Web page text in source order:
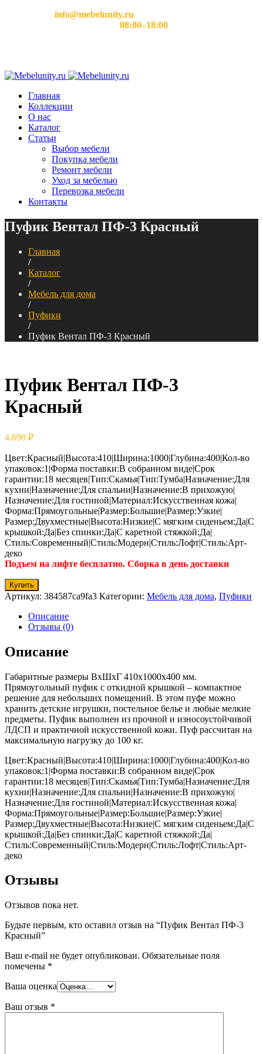
info@mebelunity.ru
08:00–18:00
Главная
Коллекции
О нас
Каталог
Статьи
Выбор мебели
Покупка мебели
Ремонт мебели
Уход за мебелью
Перевозка мебели
Контакты
Пуфик Вентал ПФ-3 Красный
Главная
/
Каталог
/
Мебель для дома
/
Пуфики
/
Пуфик Вентал ПФ-3 Красный
Пуфик Вентал ПФ-3
Красный
4.690 ₽
Цвет:Красный|Высота:410|Ширина:1000|Глубина:400|Кол-во
упаковок:1|Форма поставки:В собранном виде|Срок
гарантии:18 месяцев|Тип:Скамья|Тип:Тумба|Назначение:Для
кухни|Назначение:Для спальни|Назначение:В прихожую|
Назначение:Для гостиной|Материал:Искусственная кожа|
Форма:Прямоугольные|Размер:Большие|Размер:Узкие|
Размер:Двухместные|Высота:Низкие|С мягким сиденьем:Да|С
крышкой:Да|Без спинки:Да|С каретной стяжкой:Да|
Стиль:Современный|Стиль:Модерн|Стиль:Лофт|Стиль:Арт-
деко
Подъем на лифте бесплатно. Сборка в день доставки
Купить
Артикул: 384587ca9fa3 Категории: Мебель для дома, Пуфики
Описание
Отзывы (0)
Описание
Габаритные размеры ВхШхГ 410x1000x400 мм.
Прямоугольный пуфик с откидной крышкой – компактное
решение для небольших помещений. В этом пуфе можно
хранить детские игрушки, постельное белье и любые мелкие
предметы. Пуфик выполнен из прочной и износоустойчивой
ЛДСП и практичной искусственной кожи. Пуф рассчитан на
максимальную нагрузку до 100 кг.
Цвет:Красный|Высота:410|Ширина:1000|Глубина:400|Кол-во
упаковок:1|Форма поставки:В собранном виде|Срок
гарантии:18 месяцев|Тип:Скамья|Тип:Тумба|Назначение:Для
кухни|Назначение:Для спальни|Назначение:В прихожую|
Назначение:Для гостиной|Материал:Искусственная кожа|
Форма:Прямоугольные|Размер:Большие|Размер:Узкие|
Размер:Двухместные|Высота:Низкие|С мягким сиденьем:Да|С
крышкой:Да|Без спинки:Да|С каретной стяжкой:Да|
Стиль:Современный|Стиль:Модерн|Стиль:Лофт|Стиль:Арт-
деко
Отзывы
Отзывов пока нет.
Будьте первым, кто оставил отзыв на “Пуфик Вентал ПФ-3
Красный”
Ваш e-mail не будет опубликован. Обязательные поля
помечены *
Ваша оценка
Ваш отзыв *